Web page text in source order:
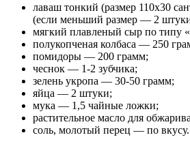
лаваш тонкий (размер 110х30
(если меньший размер — 2
мягкий плавленый сыр по типу
полукопченая колбаса — 250
помидоры — 200 грамм;
чеснок — 1-2 зубчика;
зелень укропа — 30-50 грамм;
яйца — 2 штуки;
мука — 1,5 чайные ложки;
растительное масло для
соль, молотый перец — по вкусу.